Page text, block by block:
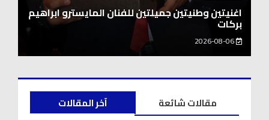
اغنيتين وطنيتين جميلتين للفنان المايسترو ابراهيم
بركات
2026-08-06
آخر المقالات
مقالات شائعة